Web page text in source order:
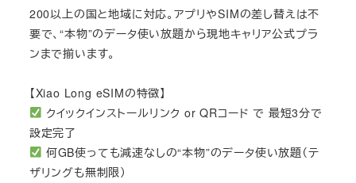
200以上の国と地域に対応。アプリやSIMの差し替えは不
要で、“本物”のデータ使い放題から現地キャリア公式プラ
ンまで揃います。
【Xiao Long eSIMの特徴】
クイックインストールリンク or QRコード で 最短3分で
設定完了
何GB使っても減速なしの“本物”のデータ使い放題（テ
ザリングも無制限）